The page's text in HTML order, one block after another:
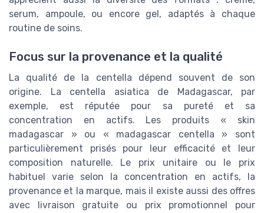
serum, ampoule, ou encore gel, adaptés à chaque
routine de soins.
Focus sur la provenance et la qualité
La qualité de la centella dépend souvent de son
origine. La centella asiatica de Madagascar, par
exemple, est réputée pour sa pureté et sa
concentration en actifs. Les produits « skin
madagascar » ou « madagascar centella » sont
particulièrement prisés pour leur efficacité et leur
composition naturelle. Le prix unitaire ou le prix
habituel varie selon la concentration en actifs, la
provenance et la marque, mais il existe aussi des offres
avec livraison gratuite ou prix promotionnel pour